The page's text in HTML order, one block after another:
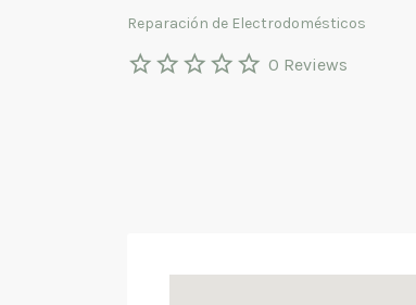
Reparación de Electrodomésticos
0 Reviews